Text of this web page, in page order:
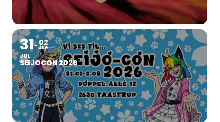
31
JUL
02
AUG
SEIJOCON 2026